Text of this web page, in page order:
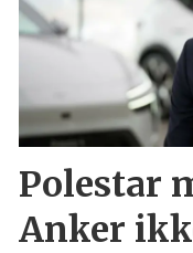
Polestar
Anker